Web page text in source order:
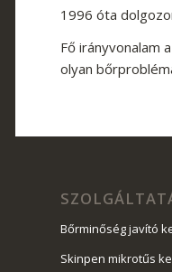
1996 óta
Fő irányvonalam
olyan
Bőrminőség javító
Skinpen mikrotűs